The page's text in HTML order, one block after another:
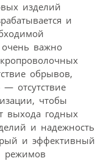
изделий
и
важно
обрывов,
отсутствие
чтобы
выхода годных
и надежность
и эффективный
режимов